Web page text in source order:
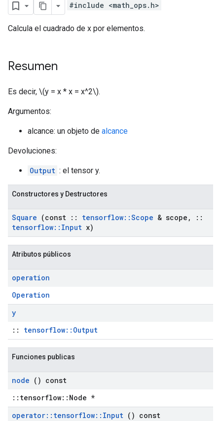
#include <math_ops.h>
Calcula el cuadrado de x por elementos.
Resumen
Es decir, \(y = x * x = x^2\).
Argumentos:
alcance: un objeto de alcance
Devoluciones:
Output : el tensor y.
Constructores y Destructores
Square (const :: tensorflow::Scope & scope ,
::
tensorflow:: Input x)
Atributos públicos
operation
Operation
y
:: tensorflow::Output
Funciones publicas
node () const
::tensorflow::Node *
operator:: tensorflow:: Input () const